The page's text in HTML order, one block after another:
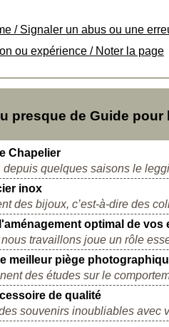
/ Signaler un abus ou une
ou expérience / Noter la page
presque de Guide pour
Chapelier
quelques saisons le
inox
des bijoux, c’est-à-dire des
optimal de vos
travaillons joue un rôle
meilleur piège
des études sur le
de qualité
souvenirs inoubliables avec